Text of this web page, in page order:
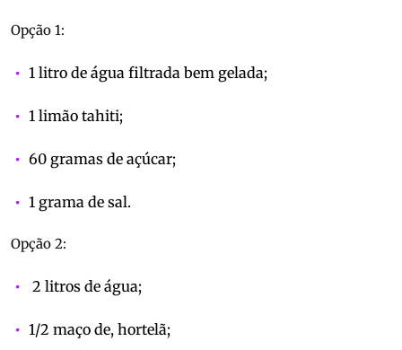
Opção 1:
1 litro de água filtrada bem gelada;
1 limão tahiti;
60 gramas de açúcar;
1 grama de sal.
Opção 2:
2 litros de água;
1/2 maço de, hortelã;